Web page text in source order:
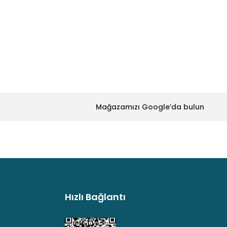
Mağazamızı Google’da bulun
Hızlı Bağlantı